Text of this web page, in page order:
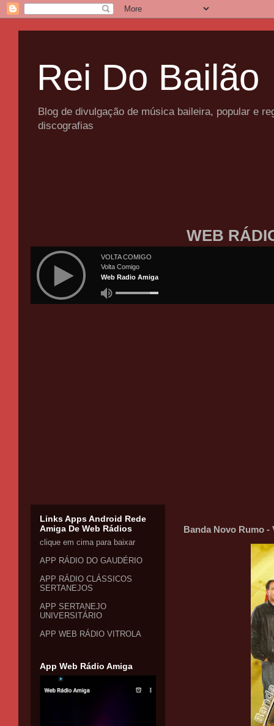
Rei Do Bailão
Blog de divulgação de música baileira, popular e
discografias
WEB
Banda Novo Rumo -
Links Apps Android Rede
Amiga De Web Rádios
clique em cima para baixar
APP RÁDIO DO GAUDÉRIO
APP RÁDIO CLÁSSICOS
SERTANEJOS
APP SERTANEJO
UNIVERSITÁRIO
APP WEB RÁDIO VITROLA
App Web Rádio Amiga